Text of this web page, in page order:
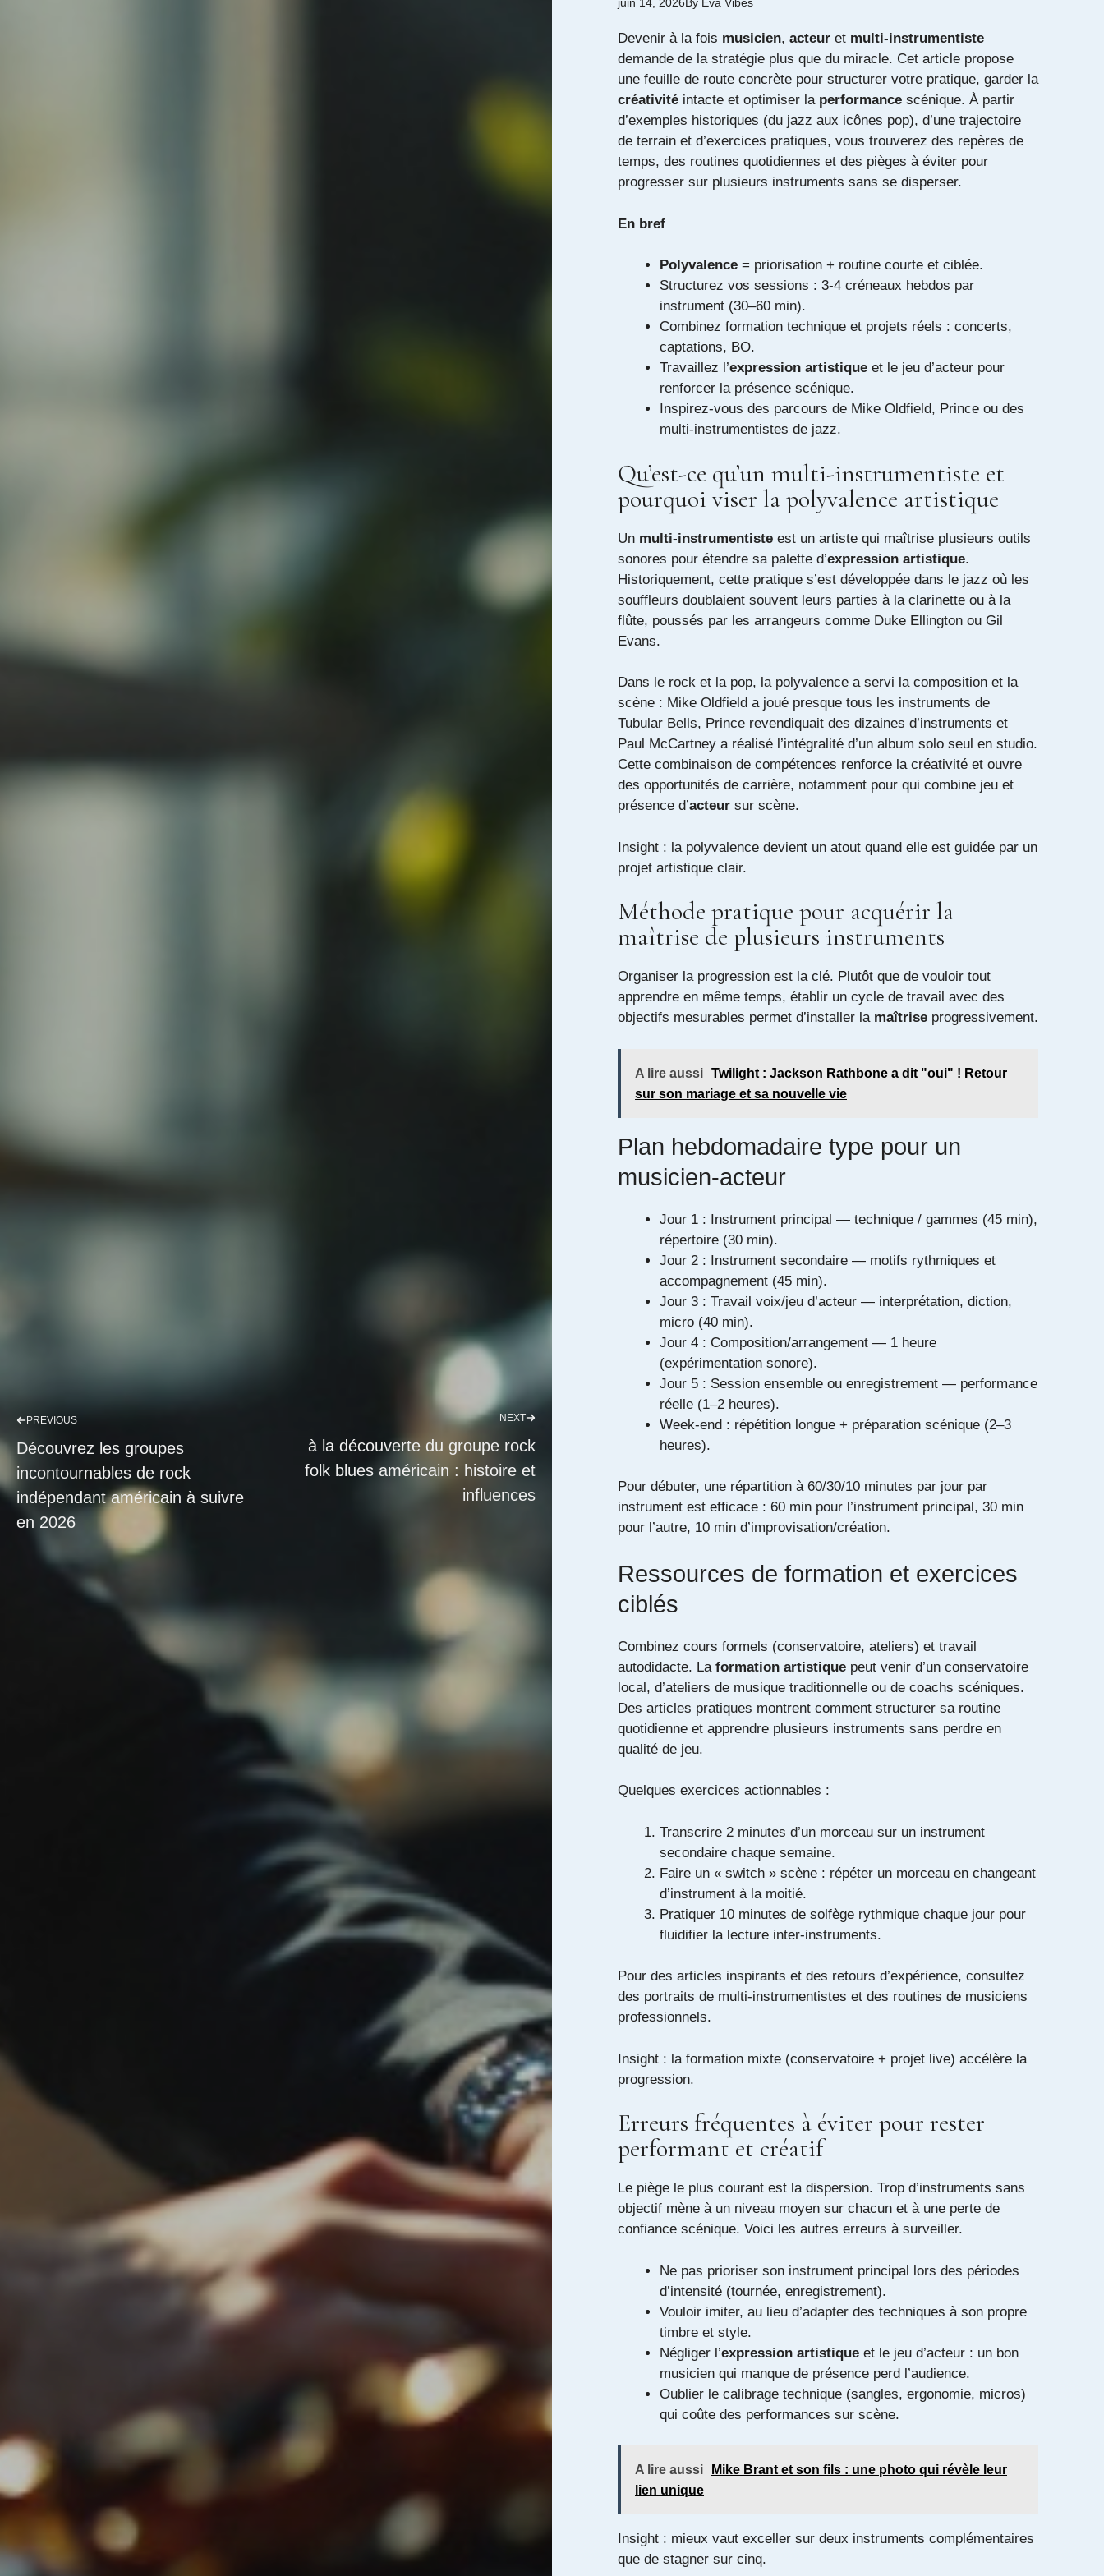
PREVIOUS
Découvrez les groupes
incontournables de rock
indépendant américain à suivre
en 2026
NEXT
à la découverte du groupe rock
folk blues américain : histoire et
influences
Devenir à la fois musicien, acteur et multi-instrumentiste
demande de la stratégie plus que du miracle. Cet article propose
une feuille de route concrète pour structurer votre pratique, garder la
créativité intacte et optimiser la performance scénique. À partir
d’exemples historiques (du jazz aux icônes pop), d’une trajectoire
de terrain et d’exercices pratiques, vous trouverez des repères de
temps, des routines quotidiennes et des pièges à éviter pour
progresser sur plusieurs instruments sans se disperser.
En bref
Polyvalence = priorisation + routine courte et ciblée.
Structurez vos sessions : 3-4 créneaux hebdos par
instrument (30–60 min).
Combinez formation technique et projets réels : concerts,
captations, BO.
Travaillez l’expression artistique et le jeu d’acteur pour
renforcer la présence scénique.
Inspirez-vous des parcours de Mike Oldfield, Prince ou des
multi-instrumentistes de jazz.
Qu’est-ce qu’un multi-instrumentiste et
pourquoi viser la polyvalence artistique
Un multi-instrumentiste est un artiste qui maîtrise plusieurs outils
sonores pour étendre sa palette d’expression artistique.
Historiquement, cette pratique s’est développée dans le jazz où les
souffleurs doublaient souvent leurs parties à la clarinette ou à la
flûte, poussés par les arrangeurs comme Duke Ellington ou Gil
Evans.
Dans le rock et la pop, la polyvalence a servi la composition et la
scène : Mike Oldfield a joué presque tous les instruments de
Tubular Bells, Prince revendiquait des dizaines d’instruments et
Paul McCartney a réalisé l’intégralité d’un album solo seul en studio.
Cette combinaison de compétences renforce la créativité et ouvre
des opportunités de carrière, notamment pour qui combine jeu et
présence d’acteur sur scène.
Insight : la polyvalence devient un atout quand elle est guidée par un
projet artistique clair.
Méthode pratique pour acquérir la
maîtrise de plusieurs instruments
Organiser la progression est la clé. Plutôt que de vouloir tout
apprendre en même temps, établir un cycle de travail avec des
objectifs mesurables permet d’installer la maîtrise progressivement.
A lire aussi Twilight : Jackson Rathbone a dit "oui" ! Retour
sur son mariage et sa nouvelle vie
Plan hebdomadaire type pour un
musicien-acteur
Jour 1 : Instrument principal — technique / gammes (45 min),
répertoire (30 min).
Jour 2 : Instrument secondaire — motifs rythmiques et
accompagnement (45 min).
Jour 3 : Travail voix/jeu d’acteur — interprétation, diction,
micro (40 min).
Jour 4 : Composition/arrangement — 1 heure
(expérimentation sonore).
Jour 5 : Session ensemble ou enregistrement — performance
réelle (1–2 heures).
Week-end : répétition longue + préparation scénique (2–3
heures).
Pour débuter, une répartition à 60/30/10 minutes par jour par
instrument est efficace : 60 min pour l’instrument principal, 30 min
pour l’autre, 10 min d’improvisation/création.
Ressources de formation et exercices
ciblés
Combinez cours formels (conservatoire, ateliers) et travail
autodidacte. La formation artistique peut venir d’un conservatoire
local, d’ateliers de musique traditionnelle ou de coachs scéniques.
Des articles pratiques montrent comment structurer sa routine
quotidienne et apprendre plusieurs instruments sans perdre en
qualité de jeu.
Quelques exercices actionnables :
Transcrire 2 minutes d’un morceau sur un instrument
secondaire chaque semaine.
Faire un « switch » scène : répéter un morceau en changeant
d’instrument à la moitié.
Pratiquer 10 minutes de solfège rythmique chaque jour pour
fluidifier la lecture inter-instruments.
Pour des articles inspirants et des retours d’expérience, consultez
des portraits de multi-instrumentistes et des routines de musiciens
professionnels.
Insight : la formation mixte (conservatoire + projet live) accélère la
progression.
Erreurs fréquentes à éviter pour rester
performant et créatif
Le piège le plus courant est la dispersion. Trop d’instruments sans
objectif mène à un niveau moyen sur chacun et à une perte de
confiance scénique. Voici les autres erreurs à surveiller.
Ne pas prioriser son instrument principal lors des périodes
d’intensité (tournée, enregistrement).
Vouloir imiter, au lieu d’adapter des techniques à son propre
timbre et style.
Négliger l’expression artistique et le jeu d’acteur : un bon
musicien qui manque de présence perd l’audience.
Oublier le calibrage technique (sangles, ergonomie, micros)
qui coûte des performances sur scène.
A lire aussi
Mike Brant et son fils : une photo qui révèle leur
lien unique
Insight : mieux vaut exceller sur deux instruments complémentaires
que de stagner sur cinq.